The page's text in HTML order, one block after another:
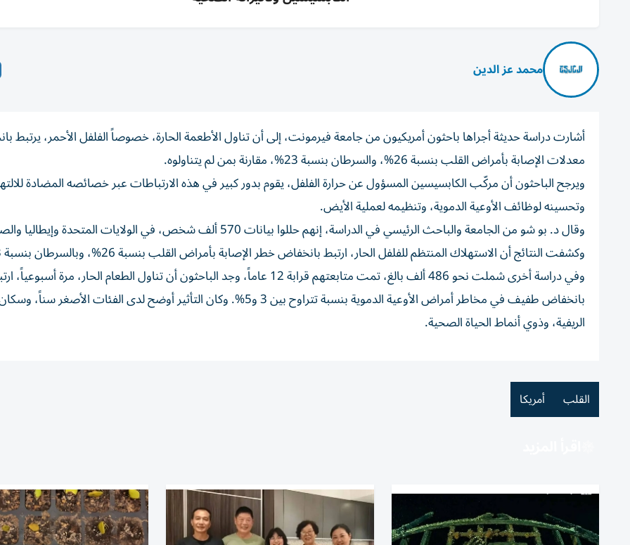
محمد عز الدين
أشارت دراسة حديثة أجراها باحثون أمريكيون من جامعة فيرمونت، إلى أن تناول الأطعمة الحارة، خصوصاً الفلفل الأحمر، يرتبط
معدلات الإصابة بأمراض القلب بنسبة 26%، والسرطان بنسبة 23%، مقارنة بمن لم يتناولوه.
ويرجح الباحثون أن مركّب الكابسيسين المسؤول عن حرارة الفلفل، يقوم بدور كبير في هذه الارتباطات عبر خصائصه المضادة
وتحسينه لوظائف الأوعية الدموية، وتنظيمه لعملية الأيض.
وقال د. بو شو من الجامعة والباحث الرئيسي في الدراسة، إنهم حللوا بيانات 570 ألف شخص، في الولايات المتحدة
وكشفت النتائج أن الاستهلاك المنتظم للفلفل الحار، ارتبط بانخفاض خطر الإصابة بأمراض القلب بنسبة 26%، وبالسرطان بنسبة 23%.
وفي دراسة أخرى شملت نحو 486 ألف بالغ، تمت متابعتهم قرابة 12 عاماً، وجد الباحثون أن تناول الطعام الحار، مرة
بانخفاض طفيف في مخاطر أمراض الأوعية الدموية بنسبة تتراوح بين 3 و5%. وكان التأثير أوضح لدى الفئات
الريفية، وذوي أنماط الحياة الصحية.
القلب أمريكا